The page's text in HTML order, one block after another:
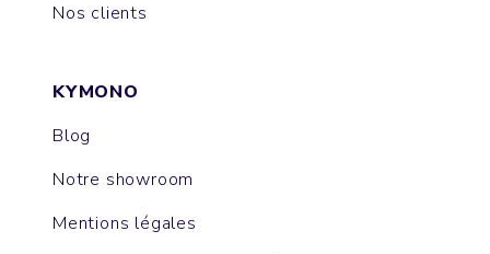
Nos clients
KYMONO
Blog
Notre showroom
Mentions légales